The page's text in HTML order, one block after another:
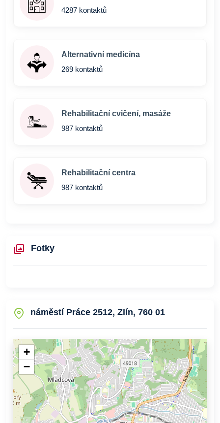
4287 kontaktů
Alternativní medicína
269 kontaktů
Rehabilitační cvičení, masáže
987 kontaktů
Rehabilitační centra
987 kontaktů
Fotky
náměstí Práce 2512, Zlín, 760 01
+
−